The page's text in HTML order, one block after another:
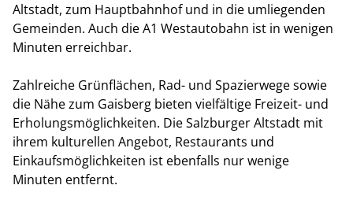
Altstadt, zum Hauptbahnhof und in die umliegenden
Gemeinden. Auch die A1 Westautobahn ist in wenigen
Minuten erreichbar.
Zahlreiche Grünflächen, Rad- und Spazierwege sowie
die Nähe zum Gaisberg bieten vielfältige Freizeit- und
Erholungsmöglichkeiten. Die Salzburger Altstadt mit
ihrem kulturellen Angebot, Restaurants und
Einkaufsmöglichkeiten ist ebenfalls nur wenige
Minuten entfernt.